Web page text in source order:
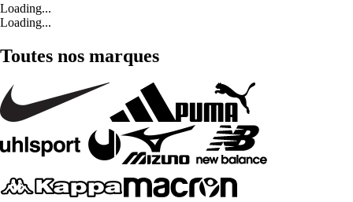
Loading...
Loading...
Toutes nos marques